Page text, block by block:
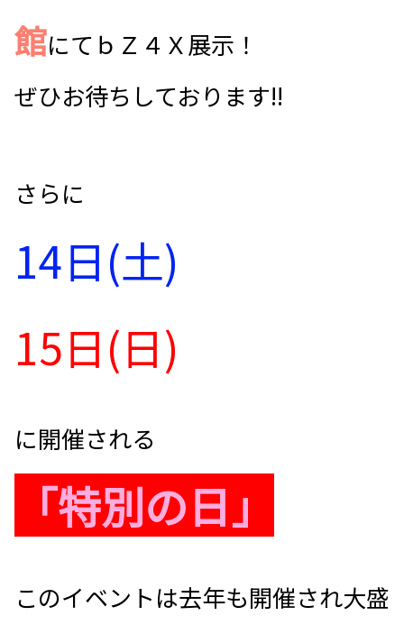
館にてｂＺ４Ｘ展示！
ぜひお待ちしております!!
さらに
14日(土)
15日(日)
に開催される
「特別の日」
このイベントは去年も開催され大盛